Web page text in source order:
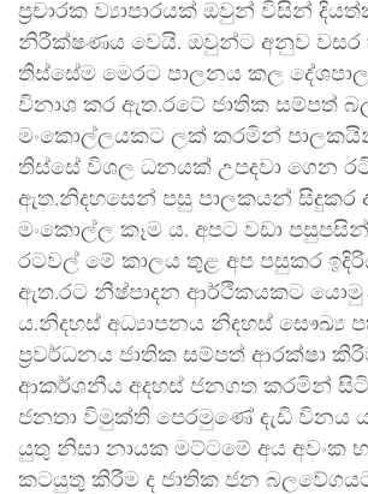
ප්‍රචාරක ව්‍යාපාරයක් ඔවුන් විසින්
නිරීක්ෂණය වෙයි. ඔවුන්ට අනුව වසර
තිස්සේම මෙරට පාලනය කල
විනාශ කර ඇත.රටේ ජාතික සම්පත්
මංකොල්ලයකට ලක් කරමින්
තිස්සේ විශල ධනයක් උපදවා ගෙන
ඇත.නිදහසෙන් පසු පාලකයන් සිදුකර
මංකොල්ල කෑම ය. අපට වඩා
රටවල් මේ කාලය තුළ අප පසුකර
ඇත.රට නිෂ්පාදන ආර්ථිකයකට
ය.නිදහස් අධ්‍යාපනය නිදහස් සෞඛ්‍ය
ප්‍රවර්ධනය ජාතික සම්පත් ආරක්ෂා
ආකර්ශනීය අදහස් ජනගත කරමින්
ජනතා විමුක්ති පෙරමුණේ දැඩි විනය
යුතු නිසා නායක මට්ටමේ අය අවංක
කටයුතු කිරීම ද ජාතික ජන